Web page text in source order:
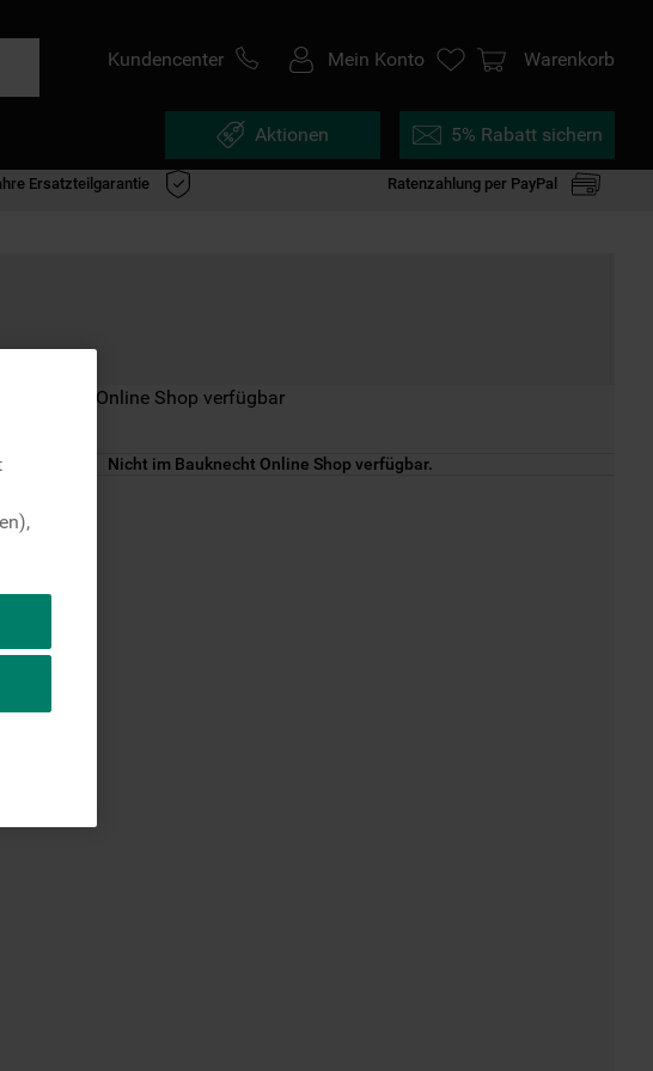
Kundencenter Mein Konto Warenkorb
Aktionen 5% Rabatt sichern
Ersatzteilgarantie Ratenzahlung per PayPal
Online Shop verfügbar
Nicht im Bauknecht Online Shop verfügbar.